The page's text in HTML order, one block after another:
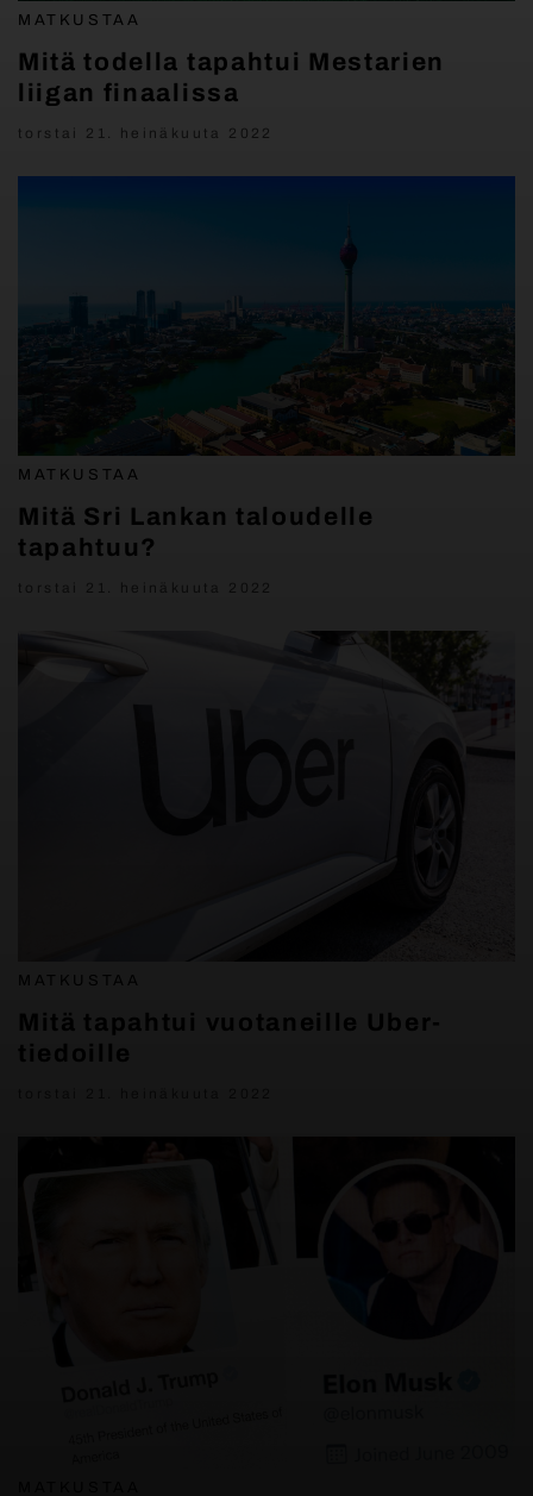
MATKUSTAA
Mitä todella tapahtui Mestarien
liigan finaalissa
torstai 21. heinäkuuta 2022
MATKUSTAA
Mitä Sri Lankan taloudelle
tapahtuu?
torstai 21. heinäkuuta 2022
MATKUSTAA
Mitä tapahtui vuotaneille Uber-